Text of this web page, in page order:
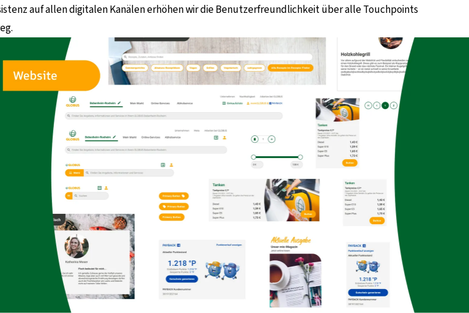
auf allen digitalen Kanälen erhöhen wir die Benutzerfreundlichkeit über alle Touchpoints